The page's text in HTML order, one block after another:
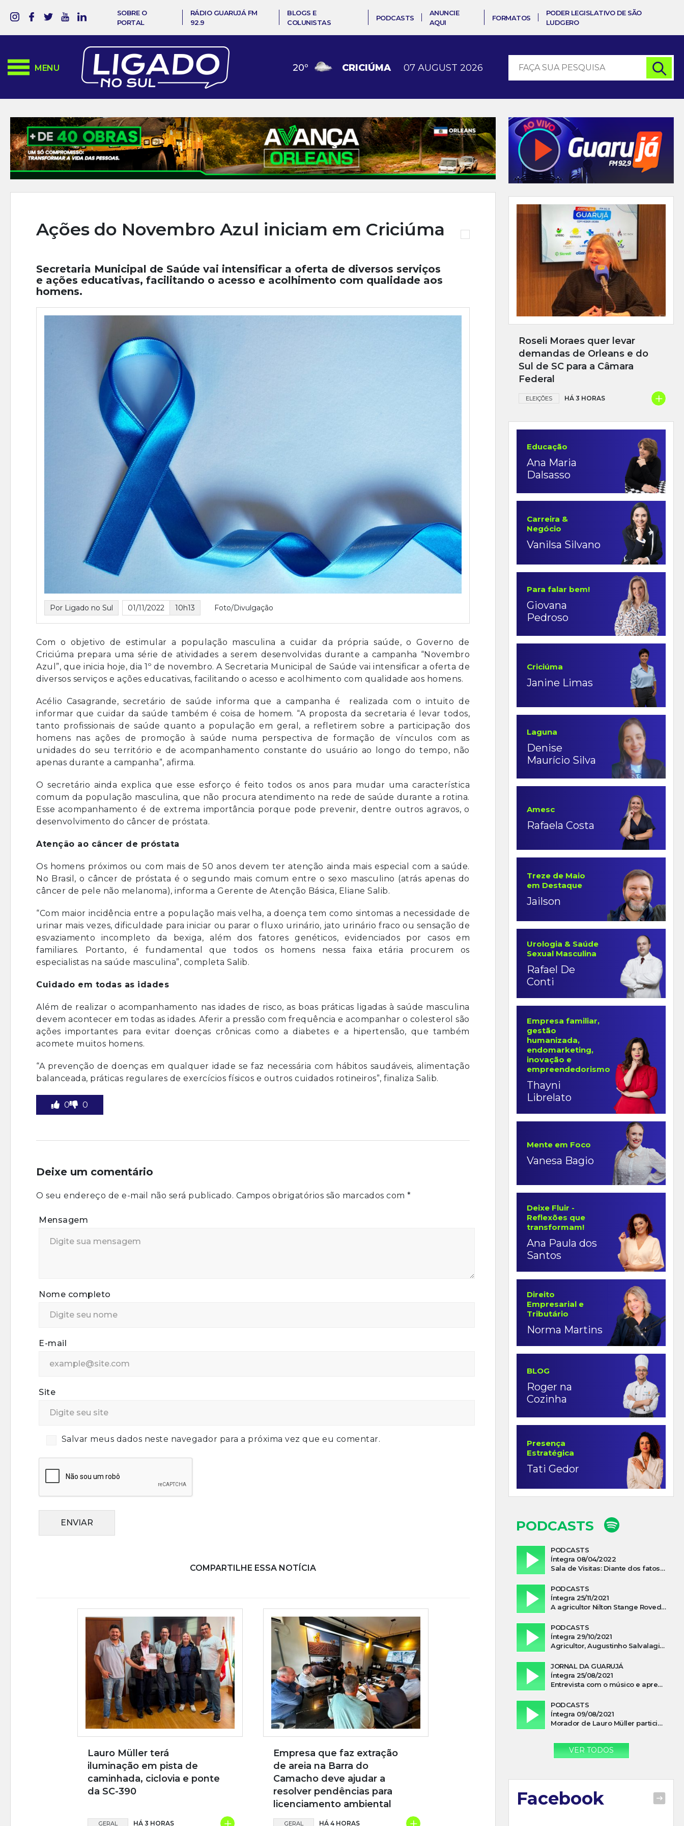
SOBRE O
PORTAL
RÁDIO GUARUJÁ FM
92.9
BLOGS E
COLUNISTAS
PODCASTS
ANUNCIE
AQUI
FORMATOS
PODER LEGISLATIVO DE SÃO
LUDGERO
MENU 20º CRICIÚMA 07 AUGUST 2026
Ações do Novembro Azul iniciam em Criciúma
Secretaria Municipal de Saúde vai intensificar a oferta de diversos serviços
e ações educativas, facilitando o acesso e acolhimento com qualidade aos
homens.
Por Ligado no Sul 01/11/2022 10h13 Foto/Divulgação
Com o objetivo de estimular a população masculina a cuidar da própria saúde, o Governo de
Criciúma prepara uma série de atividades a serem desenvolvidas durante a campanha “Novembro
Azul”, que inicia hoje, dia 1º de novembro. A Secretaria Municipal de Saúde vai intensificar a oferta de
diversos serviços e ações educativas, facilitando o acesso e acolhimento com qualidade aos homens.
Acélio Casagrande, secretário de saúde informa que a campanha é realizada com o intuito de
informar que cuidar da saúde também é coisa de homem. “A proposta da secretaria é levar todos,
tanto profissionais de saúde quanto a população em geral, a refletirem sobre a participação dos
homens nas ações de promoção à saúde numa perspectiva de formação de vínculos com as
unidades do seu território e de acompanhamento constante do usuário ao longo do tempo, não
apenas durante a campanha”, afirma.
O secretário ainda explica que esse esforço é feito todos os anos para mudar uma característica
comum da população masculina, que não procura atendimento na rede de saúde durante a rotina.
Esse acompanhamento é de extrema importância porque pode prevenir, dentre outros agravos, o
desenvolvimento do câncer de próstata.
Atenção ao câncer de próstata
Os homens próximos ou com mais de 50 anos devem ter atenção ainda mais especial com a saúde.
No Brasil, o câncer de próstata é o segundo mais comum entre o sexo masculino (atrás apenas do
câncer de pele não melanoma), informa a Gerente de Atenção Básica, Eliane Salib.
“Com maior incidência entre a população mais velha, a doença tem como sintomas a necessidade de
urinar mais vezes, dificuldade para iniciar ou parar o fluxo urinário, jato urinário fraco ou sensação de
esvaziamento incompleto da bexiga, além dos fatores genéticos, evidenciados por casos em
familiares. Portanto, é fundamental que todos os homens nessa faixa etária procurem os
especialistas na saúde masculina”, completa Salib.
Cuidado em todas as idades
Além de realizar o acompanhamento nas idades de risco, as boas práticas ligadas à saúde masculina
devem acontecer em todas as idades. Aferir a pressão com frequência e acompanhar o colesterol são
ações importantes para evitar doenças crônicas como a diabetes e a hipertensão, que também
acomete muitos homens.
“A prevenção de doenças em qualquer idade se faz necessária com hábitos saudáveis, alimentação
balanceada, práticas regulares de exercícios físicos e outros cuidados rotineiros”, finaliza Salib.
0 0
Deixe um comentário
O seu endereço de e-mail não será publicado. Campos obrigatórios são marcados com *
Mensagem
Nome completo
E-mail
Site
Salvar meus dados neste navegador para a próxima vez que eu comentar.
ENVIAR
COMPARTILHE ESSA NOTÍCIA
Lauro Müller terá
iluminação em pista de
caminhada, ciclovia e ponte
da SC-390
GERAL HÁ 3 HORAS
Empresa que faz extração
de areia na Barra do
Camacho deve ajudar a
resolver pendências para
licenciamento ambiental
GERAL HÁ 4 HORAS
Roseli Moraes quer levar
demandas de Orleans e do
Sul de SC para a Câmara
Federal
ELEIÇÕES HÁ 3 HORAS +
Educação
Ana Maria
Dalsasso
Carreira &
Negócio
Vanilsa Silvano
Para falar bem!
Giovana
Pedroso
Criciúma
Janine Limas
Laguna
Denise
Maurício Silva
Amesc
Rafaela Costa
Treze de Maio
em Destaque
Jailson
Urologia & Saúde
Sexual Masculina
Rafael De
Conti
Empresa familiar,
gestão
humanizada,
endomarketing,
inovação e
empreendedorismo
Thayni
Librelato
Mente em Foco
Vanesa Bagio
Deixe Fluir -
Reflexões que
transformam!
Ana Paula dos
Santos
Direito
Empresarial e
Tributário
Norma Martins
BLOG
Roger na
Cozinha
Presença
Estratégica
Tati Gedor
PODCASTS
PODCASTS
Íntegra 08/04/2022
Sala de Visitas: Diante dos fatos que influenciam a economia o que podemos esperar de 2022
PODCASTS
Íntegra 25/11/2021
A agricultor Nilton Stange Roveda, afirma ter recebido ajuda espiritual durante acidente
PODCASTS
Íntegra 29/10/2021
Agricultor, Augustinho Salvalagio, relata sobre aparição do Cavaleiro Negro no Rio das Furnas
JORNAL DA GUARUJÁ
Íntegra 25/08/2021
Entrevista com o músico e apresentador, Lismael Ferrareis, no Cidade e Campo
PODCASTS
Íntegra 09/08/2021
Morador de Lauro Müller participa de motociata em apoio a Bolsonaro
VER TODOS
Facebook